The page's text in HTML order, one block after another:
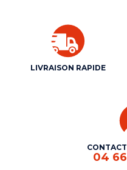
LIVRAISON RAPIDE
04